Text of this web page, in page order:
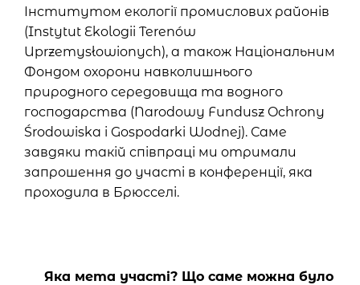
Інститутом екології промислових районів
(Instytut Ekologii Terenów
Uprzemysłowionych), а також Національним
Фондом охорони навколишнього
природного середовища та водного
господарства (Narodowy Fundusz Ochrony
Środowiska i Gospodarki Wodnej). Саме
завдяки такій співпраці ми отримали
запрошення до участі в конференції, яка
проходила в Брюсселі.
Яка мета участі? Що саме можна було